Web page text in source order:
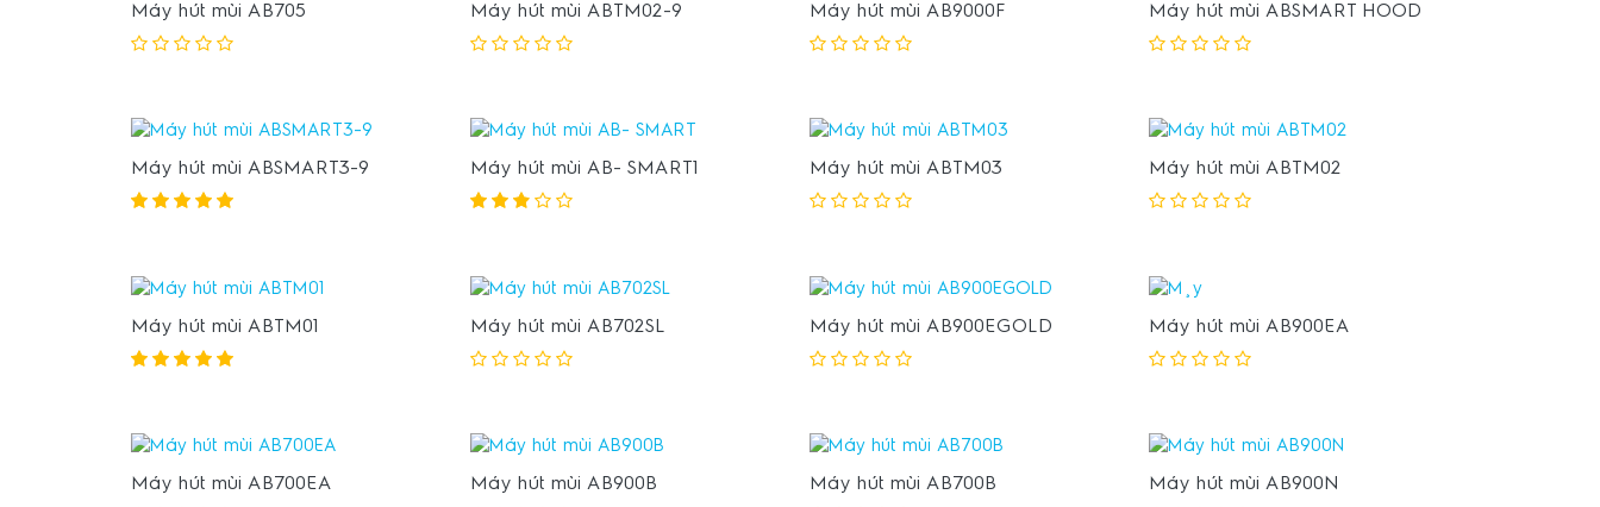
Máy hút mùi AB705 Máy hút mùi ABTM02-9 Máy hút mùi AB9000F Máy hút mùi ABSMART HOOD
Máy hút mùi ABSMART3-9 Máy hút mùi AB- SMART1 Máy hút mùi ABTM03 Máy hút mùi ABTM02
Máy hút mùi ABTM01 Máy hút mùi AB702SL Máy hút mùi AB900EGOLD Máy hút mùi AB900EA
Máy hút mùi AB700EA Máy hút mùi AB900B Máy hút mùi AB700B Máy hút mùi AB900N